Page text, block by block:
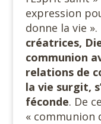
expression
donne la vie ».
créatrices,
communion
relations de
la vie surgit,
féconde. De
« communion